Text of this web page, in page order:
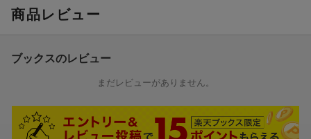
【探し絵やゲーム、ダジャレも盛りだくさん】
思わず笑ってしまうダジャレも盛りだくさん！ 読書が得意でな
【“超いきもの”の世界をのぞき見できる観音開き】
左右に広がる大きな観音ページでは、“超いきもの”たちがくらす世
界をのぞき見できます。よく見ると、だまし絵やめいろが隠れて
商品レビュー
ブックスのレビュー
まだレビューがありません。